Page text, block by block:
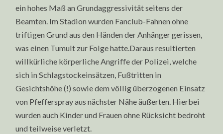
ein hohes Maß an Grundaggressivität seitens der
Beamten. Im Stadion wurden Fanclub-Fahnen ohne
triftigen Grund aus den Händen der Anhänger gerissen,
was einen Tumult zur Folge hatte.Daraus resultierten
willkürliche körperliche Angriffe der Polizei, welche
sich in Schlagstockeinsätzen, Fußtritten in
Gesichtshöhe (!) sowie dem völlig überzogenen Einsatz
von Pfefferspray aus nächster Nähe äußerten. Hierbei
wurden auch Kinder und Frauen ohne Rücksicht bedroht
und teilweise verletzt.